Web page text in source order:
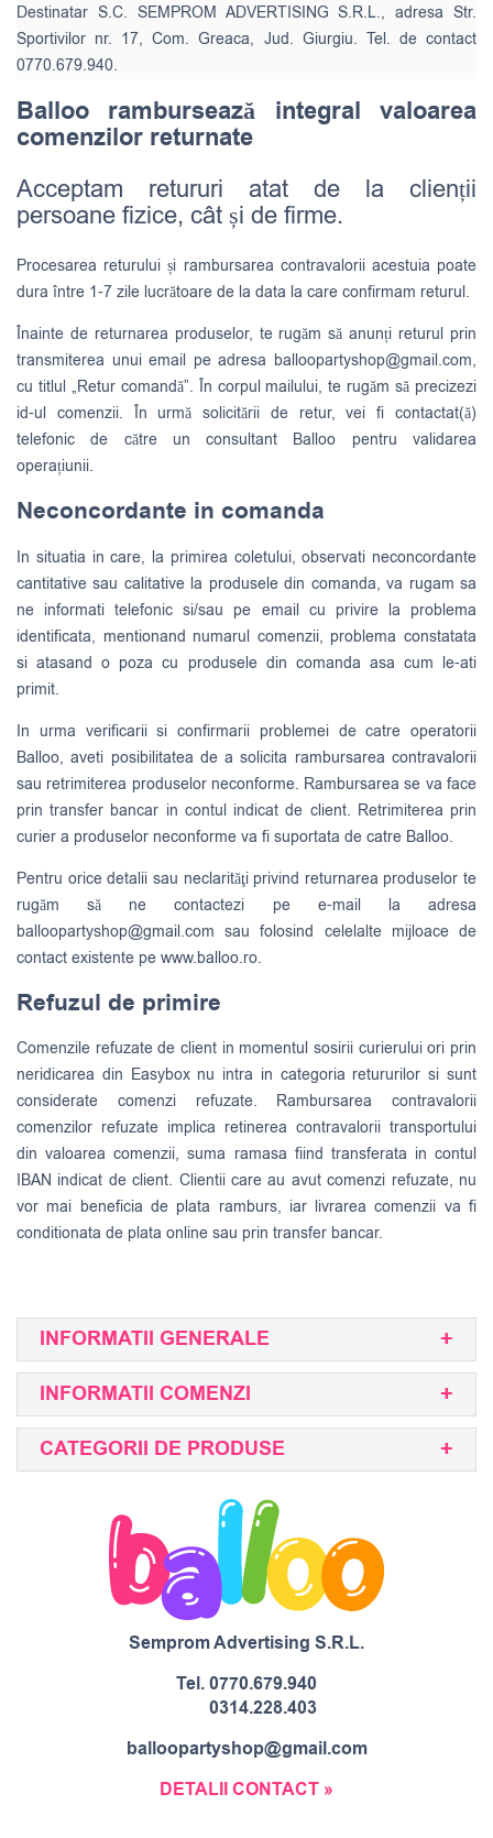
Destinatar S.C. SEMPROM ADVERTISING S.R.L., adresa Str.
Sportivilor nr. 17, Com. Greaca, Jud. Giurgiu. Tel. de contact
0770.679.940.
Balloo rambursează integral valoarea
comenzilor returnate
Acceptam retururi atat de la clienții
persoane fizice, cât și de firme.
Procesarea returului și rambursarea contravalorii acestuia poate
dura între 1-7 zile lucrătoare de la data la care confirmam returul.
Înainte de returnarea produselor, te rugăm să anunți returul prin
transmiterea unui email pe adresa balloopartyshop@gmail.com,
cu titlul „Retur comandă”. În corpul mailului, te rugăm să precizezi
id-ul comenzii. În urmă solicitării de retur, vei fi contactat(ă)
telefonic de către un consultant Balloo pentru validarea
operațiunii.
Neconcordante in comanda
In situatia in care, la primirea coletului, observati neconcordante
cantitative sau calitative la produsele din comanda, va rugam sa
ne informati telefonic si/sau pe email cu privire la problema
identificata, mentionand numarul comenzii, problema constatata
si atasand o poza cu produsele din comanda asa cum le-ati
primit.
In urma verificarii si confirmarii problemei de catre operatorii
Balloo, aveti posibilitatea de a solicita rambursarea contravalorii
sau retrimiterea produselor neconforme. Rambursarea se va face
prin transfer bancar in contul indicat de client. Retrimiterea prin
curier a produselor neconforme va fi suportata de catre Balloo.
Pentru orice detalii sau neclarităţi privind returnarea produselor te
rugăm să ne contactezi pe e-mail la adresa
balloopartyshop@gmail.com sau folosind celelalte mijloace de
contact existente pe www.balloo.ro.
Refuzul de primire
Comenzile refuzate de client in momentul sosirii curierului ori prin
neridicarea din Easybox nu intra in categoria retururilor si sunt
considerate comenzi refuzate. Rambursarea contravalorii
comenzilor refuzate implica retinerea contravalorii transportului
din valoarea comenzii, suma ramasa fiind transferata in contul
IBAN indicat de client. Clientii care au avut comenzi refuzate, nu
vor mai beneficia de plata ramburs, iar livrarea comenzii va fi
conditionata de plata online sau prin transfer bancar.
INFORMATII GENERALE
INFORMATII COMENZI
CATEGORII DE PRODUSE
Semprom Advertising S.R.L.
Tel.0770.679.940
0314.228.403
balloopartyshop@gmail.com
DETALII CONTACT »